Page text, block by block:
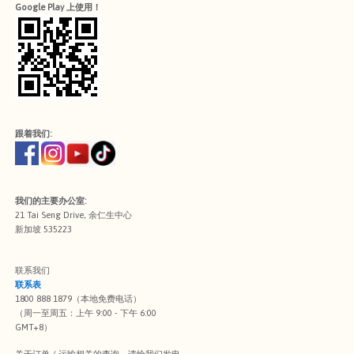
Google Play 上使用！
跟着我们:
我们的主要办公室:
21 Tai Seng Drive, 余仁生中心
新加坡 535223
联系我们
联系表
1800 888 1879（本地免费电话）
（周一至周五：上午 9:00 - 下午 6:00
GMT+8）